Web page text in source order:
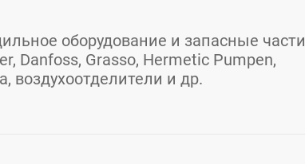
оборудование и запасные части
Danfoss, Grasso, Hermetic Pumpen,
воздухоотделители и др.